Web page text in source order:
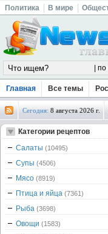
Политика В мире
Главная Все темы
Сегодня: 8 августа 2026 г.
Категории рецептов
Салаты (10495)
Супы (4506)
Мясо (8919)
Птица и яйца (7361)
Рыба (3698)
Овощи (1583)